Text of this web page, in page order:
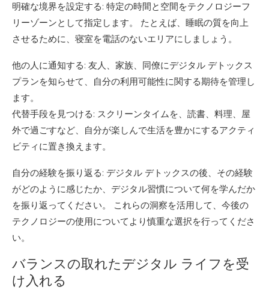
明確な境界を設定する: 特定の時間と空間をテクノロジーフ
リーゾーンとして指定します。 たとえば、睡眠の質を向上
させるために、寝室を電話のないエリアにしましょう。
他の人に通知する: 友人、家族、同僚にデジタル デトックス
プランを知らせて、自分の利用可能性に関する期待を管理し
ます。
代替手段を見つける: スクリーンタイムを、読書、料理、屋
外で過ごすなど、自分が楽しんで生活を豊かにするアクティ
ビティに置き換えます。
自分の経験を振り返る: デジタル デトックスの後、その経験
がどのように感じたか、デジタル習慣について何を学んだか
を振り返ってください。 これらの洞察を活用して、今後の
テクノロジーの使用についてより慎重な選択を行ってくださ
い。
バランスの取れたデジタル ライフを受
け入れる